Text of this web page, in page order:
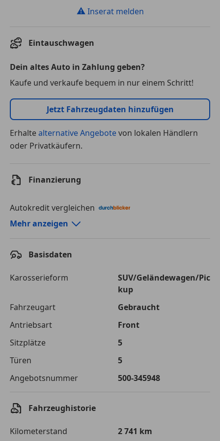
⚠ Inserat melden
Eintauschwagen
Dein altes Auto in Zahlung geben?
Kaufe und verkaufe bequem in nur einem Schritt!
Jetzt Fahrzeugdaten hinzufügen
Erhaltealternative Angebotevon lokalen Händlern
oder Privatkäufern.
Finanzierung
Autokredit vergleichen
Autokredit-Rechner von durchblicker.at
120 Monate
Kreditbetrag
€ 41 300,-
Gesamtbetrag
Einberechnete Gebühren
€ 0,-
Effektivzinsatz
Sollzinssatz
Monatliche Rate € 484,87
Mehr anzeigen
Basisdaten
Karosserieform
SUV/Geländewagen/Pic
kup
Fahrzeugart
Gebraucht
Antriebsart
Front
Sitzplätze
5
Türen
5
Angebotsnummer
500-345948
Fahrzeughistorie
Kilometerstand
2 741 km